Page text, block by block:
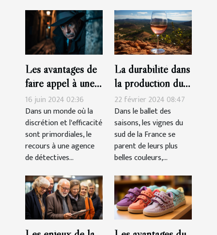
Les avantages de
faire appel à une
agence de
détectives privés
agréée pour des
enquêtes discrètes
et efficaces
16 juin 2024 02:36
Dans un monde où la
discrétion et l'efficacité
sont primordiales, le
recours à une agence
de détectives...
La durabilité dans
la production du
vin rosé Côtes-
de-Provence
22 février 2024 08:47
Dans le ballet des
saisons, les vignes du
sud de la France se
parent de leurs plus
belles couleurs,...